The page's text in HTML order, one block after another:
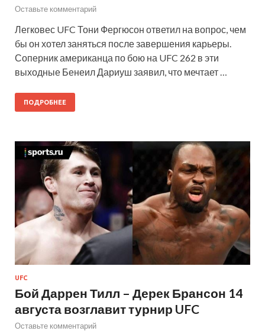
Оставьте комментарий
Легковес UFC Тони Фергюсон ответил на вопрос, чем
бы он хотел заняться после завершения карьеры.
Соперник американца по бою на UFC 262 в эти
выходные Бенеил Дариуш заявил, что мечтает …
ПОДРОБНЕЕ
UFC
Бой Даррен Тилл – Дерек Брансон 14
августа возглавит турнир UFC
Оставьте комментарий